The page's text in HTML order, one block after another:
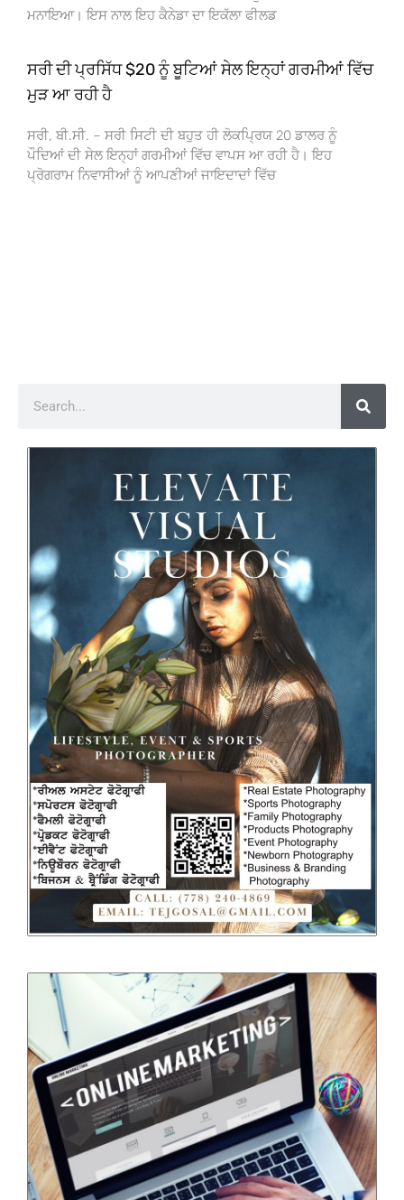
ਮਨਾਇਆ। ਇਸ ਨਾਲ ਇਹ ਕੈਨੇਡਾ ਦਾ ਇਕੱਲਾ ਫੀਲਡ
ਸਰੀ ਦੀ ਪ੍ਰਸਿੱਧ $20 ਨੂੰ ਬੂਟਿਆਂ ਸੇਲ ਇਨ੍ਹਾਂ ਗਰਮੀਆਂ ਵਿੱਚ
ਮੁੜ ਆ ਰਹੀ ਹੈ
ਸਰੀ, ਬੀ.ਸੀ. – ਸਰੀ ਸਿਟੀ ਦੀ ਬਹੁਤ ਹੀ ਲੋਕਪ੍ਰਿਯ 20 ਡਾਲਰ ਨੂੰ
ਪੌਦਿਆਂ ਦੀ ਸੇਲ ਇਨ੍ਹਾਂ ਗਰਮੀਆਂ ਵਿੱਚ ਵਾਪਸ ਆ ਰਹੀ ਹੈ। ਇਹ
ਪ੍ਰੋਗਰਾਮ ਨਿਵਾਸੀਆਂ ਨੂੰ ਆਪਣੀਆਂ ਜਾਇਦਾਦਾਂ ਵਿੱਚ